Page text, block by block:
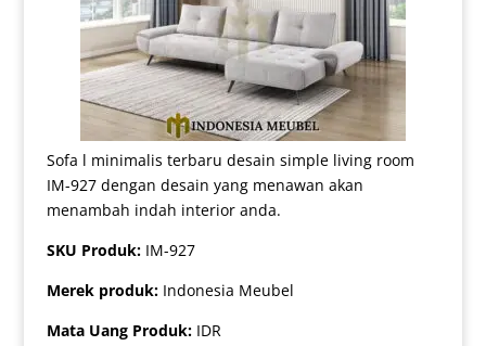
Sofa l minimalis terbaru desain simple living room
IM-927 dengan desain yang menawan akan
menambah indah interior anda.
SKU Produk: IM-927
Merek produk: Indonesia Meubel
Mata Uang Produk: IDR